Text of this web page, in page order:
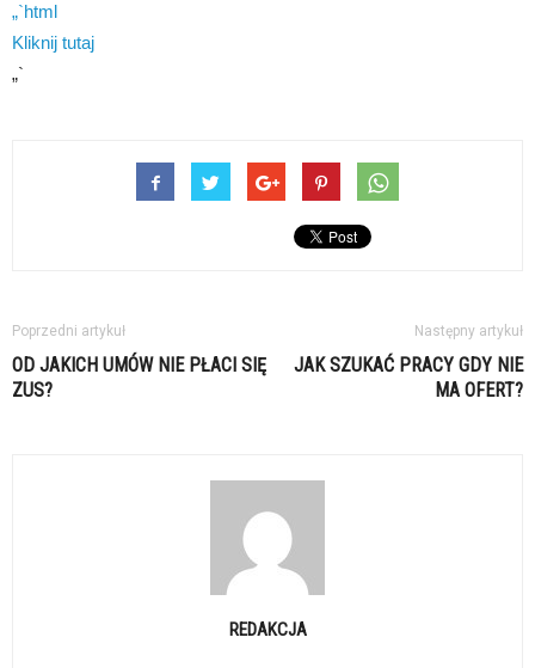
„`html
Kliknij tutaj
„`
Poprzedni artykuł
OD JAKICH UMÓW NIE PŁACI SIĘ
ZUS?
Następny artykuł
JAK SZUKAĆ PRACY GDY NIE
MA OFERT?
REDAKCJA